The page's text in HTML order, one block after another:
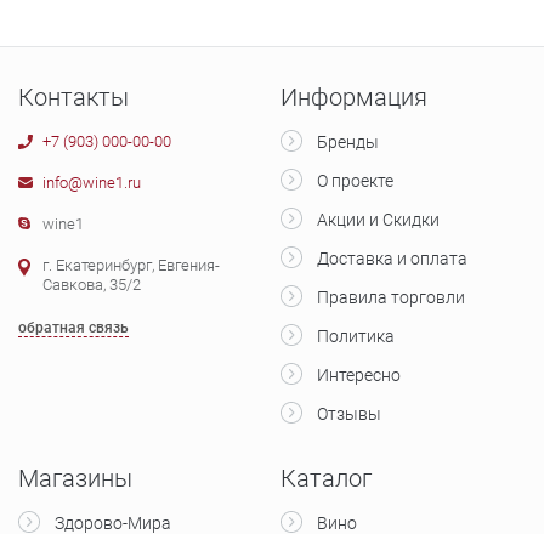
Контакты
+7 (903) 000-00-00
info@wine1.ru
wine1
г. Екатеринбург, Евгения-
Савкова, 35/2
обратная связь
Информация
Бренды
О проекте
Акции и Скидки
Доставка и оплата
Правила торговли
Политика
Интересно
Отзывы
Магазины
Здорово-Мира
Каталог
Вино